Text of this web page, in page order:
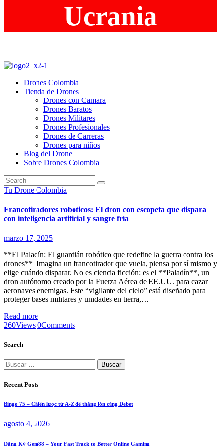
Ucrania
Drones Colombia
Tienda de Drones
Drones con Camara
Drones Baratos
Drones Militares
Drones Profesionales
Drones de Carreras
Drones para niños
Blog del Drone
Sobre Drones Colombia
Tu Drone Colombia
Francotiradores robóticos: El dron con escopeta que dispara
con inteligencia artificial y sangre fría
marzo 17, 2025
**El Paladín: El guardián robótico que redefine la guerra contra los
drones** Imagina un francotirador que vuela, piensa por sí mismo y
elige cuándo disparar. No es ciencia ficción: es el **Paladín**, un
dron autónomo creado por la Fuerza Aérea de EE.UU. para cazar
aeronaves enemigas. Este “vigilante del cielo” está diseñado para
proteger bases militares y unidades en tierra,…
Read more
260Views 0Comments
Search
Buscar:
Recent Posts
Bingo 75 – Chiến lược từ A-Z để thắng lớn cùng Debet
agosto 4, 2026
Đăng Ký Gem88 – Your Fast Track to Better Online Gaming